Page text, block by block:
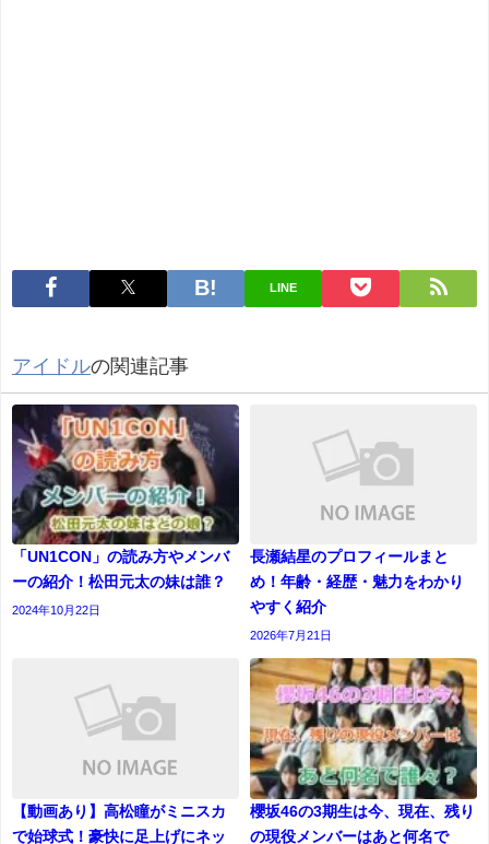
LINE
アイドルの関連記事
「UN1CON」の読み方やメンバ
ーの紹介！松田元太の妹は誰？
2024年10月22日
長瀬結星のプロフィールまと
め！年齢・経歴・魅力をわかり
やすく紹介
2026年7月21日
【動画あり】高松瞳がミニスカ
で始球式！豪快に足上げにネッ
櫻坂46の3期生は今、現在、残り
の現役メンバーはあと何名で